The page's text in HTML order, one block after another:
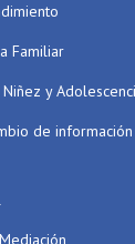
Familiar
Niñez y
de